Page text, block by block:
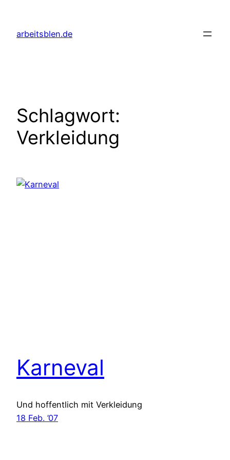
springen
arbeitsblen.de
Schlagwort:
Verkleidung
Karneval
Und hoffentlich mit Verkleidung
18 Feb. ’07